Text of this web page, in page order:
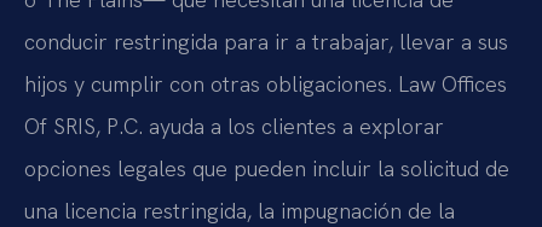
conducir restringida para ir a trabajar, llevar a sus
hijos y cumplir con otras obligaciones. Law Offices
Of SRIS, P.C. ayuda a los clientes a explorar
opciones legales que pueden incluir la solicitud de
una licencia restringida, la impugnación de la